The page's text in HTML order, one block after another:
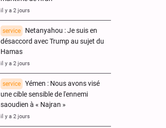
il y a 2 jours
service
Netanyahou : Je suis en
désaccord avec Trump au sujet du
Hamas
il y a 2 jours
service
Yémen : Nous avons visé
une cible sensible de l'ennemi
saoudien à « Najran »
il y a 2 jours